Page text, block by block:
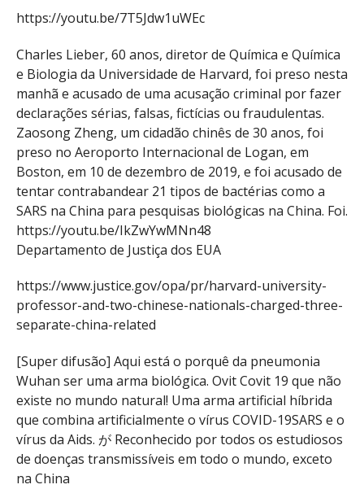
https://youtu.be/7T5Jdw1uWEc
Charles Lieber, 60 anos, diretor de Química e Química
e Biologia da Universidade de Harvard, foi preso nesta
manhã e acusado de uma acusação criminal por fazer
declarações sérias, falsas, fictícias ou fraudulentas.
Zaosong Zheng, um cidadão chinês de 30 anos, foi
preso no Aeroporto Internacional de Logan, em
Boston, em 10 de dezembro de 2019, e foi acusado de
tentar contrabandear 21 tipos de bactérias como a
SARS na China para pesquisas biológicas na China. Foi.
https://youtu.be/IkZwYwMNn48
Departamento de Justiça dos EUA
https://www.justice.gov/opa/pr/harvard-university-
professor-and-two-chinese-nationals-charged-three-
separate-china-related
[Super difusão] Aqui está o porquê da pneumonia
Wuhan ser uma arma biológica. Ovit Covit 19 que não
existe no mundo natural! Uma arma artificial híbrida
que combina artificialmente o vírus COVID-19SARS e o
vírus da Aids. が Reconhecido por todos os estudiosos
de doenças transmissíveis em todo o mundo, exceto
na China